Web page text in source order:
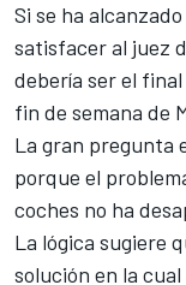
Si se ha
satisfacer al juez
debería ser el
fin de semana de
La gran pregunta
porque el
coches no ha
La lógica sugiere
solución en la